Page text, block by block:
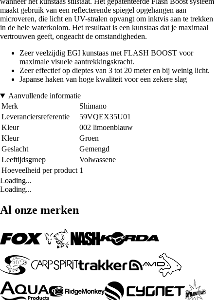
maakt gebruik van een reflecterende spiegel opgehangen aan
microveren, die licht en UV-stralen opvangt om inktvis aan te trekken
in de hele waterkolom. Het resultaat is een kunstaas dat je maximaal
vertrouwen geeft, ongeacht de omstandigheden.
Zeer veelzijdig EGI kunstaas met FLASH BOOST voor
maximale visuele aantrekkingskracht.
Zeer effectief op dieptes van 3 tot 20 meter en bij weinig licht.
Japanse haken van hoge kwaliteit voor een zekere slag
Aanvullende informatie
Merk
Shimano
Leveranciersreferentie
59VQEX35U01
Kleur
002 limoenblauw
Kleur
Groen
Geslacht
Gemengd
Leeftijdsgroep
Volwassene
Hoeveelheid per product 1
Loading...
Loading...
Al onze merken